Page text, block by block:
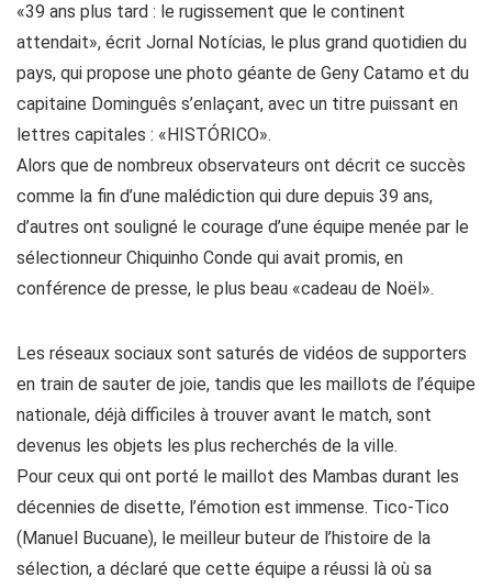
«39 ans plus tard : le rugissement que le continent
attendait», écrit Jornal Notícias, le plus grand quotidien du
pays, qui propose une photo géante de Geny Catamo et du
capitaine Dominguês s’enlaçant, avec un titre puissant en
lettres capitales : «HISTÓRICO».
Alors que de nombreux observateurs ont décrit ce succès
comme la fin d’une malédiction qui dure depuis 39 ans,
d’autres ont souligné le courage d’une équipe menée par le
sélectionneur Chiquinho Conde qui avait promis, en
conférence de presse, le plus beau «cadeau de Noël».
Les réseaux sociaux sont saturés de vidéos de supporters
en train de sauter de joie, tandis que les maillots de l’équipe
nationale, déjà difficiles à trouver avant le match, sont
devenus les objets les plus recherchés de la ville.
Pour ceux qui ont porté le maillot des Mambas durant les
décennies de disette, l’émotion est immense. Tico-Tico
(Manuel Bucuane), le meilleur buteur de l’histoire de la
sélection, a déclaré que cette équipe a réussi là où sa